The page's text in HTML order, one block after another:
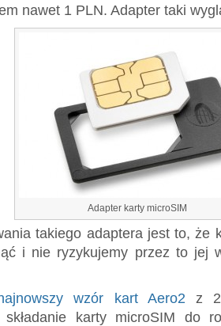
nawet 1 PLN. Adapter taki
Adapter karty microSIM
takiego adaptera jest to, że
i nie ryzykujemy przez to jej
wzór kart Aero2z
karty microSIM do